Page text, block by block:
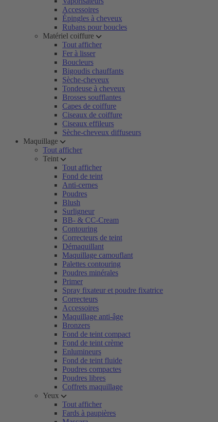
Accessoires
Épingles à cheveux
Rubans pour boucles
Matériel coiffure
Tout afficher
Fer à lisser
Boucleurs
Bigoudis chauffants
Sèche-cheveux
Tondeuse à cheveux
Brosses soufflantes
Capes de coiffure
Ciseaux de coiffure
Ciseaux effileurs
Sèche-cheveux diffuseurs
Maquillage
Tout afficher
Teint
Tout afficher
Fond de teint
Anti-cernes
Poudres
Blush
Surligneur
BB- & CC-Cream
Contouring
Correcteurs de teint
Démaquillant
Maquillage camouflant
Palettes contouring
Poudres minérales
Primer
Spray fixateur et poudre fixatrice
Correcteurs
Accessoires
Maquillage anti-âge
Bronzers
Fond de teint compact
Fond de teint crème
Enlumineurs
Fond de teint fluide
Poudres compactes
Poudres libres
Coffrets maquillage
Yeux
Tout afficher
Fards à paupières